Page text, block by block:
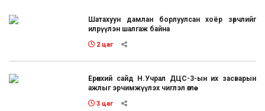
Шатахуун дамлан борлуулсан хоёр зөрчлийг
илрүүлэн шалгаж байна
2 цаг
Ерөнхий сайд Н.Учрал ДЦС-3-ын их засварын
ажлыг эрчимжүүлэх чиглэл өглөө
3 цаг